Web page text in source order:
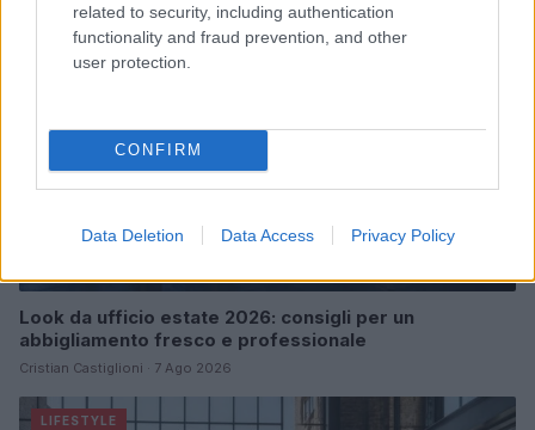
related to security, including authentication
functionality and fraud prevention, and other
user protection.
CONFIRM
Data Deletion Data Access Privacy Policy
Look da ufficio estate 2026: consigli per un
abbigliamento fresco e professionale
Cristian Castiglioni · 7 Ago 2026
LIFESTYLE